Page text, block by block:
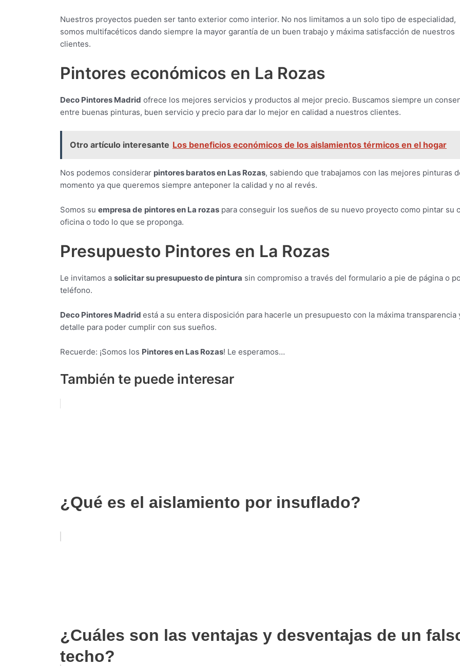
Nuestros proyectos pueden ser tanto exterior como interior. No nos limitamos a un solo tipo de especialidad,
somos multifacéticos dando siempre la mayor garantía de un buen trabajo y máxima satisfacción de nuestros
clientes.
Pintores económicos en La Rozas
Deco Pintores Madrid ofrece los mejores servicios y productos al mejor precio. Buscamos siempre un
entre buenas pinturas, buen servicio y precio para dar lo mejor en calidad a nuestros clientes.
Otro artículo interesante Los beneficios económicos de los aislamientos térmicos en el hogar
Nos podemos considerar pintores baratos en Las Rozas, sabiendo que trabajamos con las mejores pinturas
momento ya que queremos siempre anteponer la calidad y no al revés.
Somos su empresa de pintores en La rozas para conseguir los sueños de su nuevo proyecto como pintar su
oficina o todo lo que se proponga.
Presupuesto Pintores en La Rozas
Le invitamos a solicitar su presupuesto de pintura sin compromiso a través del formulario a pie de página o
teléfono.
Deco Pintores Madrid está a su entera disposición para hacerle un presupuesto con la máxima transparencia
detalle para poder cumplir con sus sueños.
Recuerde: ¡Somos los Pintores en Las Rozas! Le esperamos…
También te puede interesar
¿Qué es el aislamiento por insuflado?
¿Cuáles son las ventajas y desventajas de un
techo?